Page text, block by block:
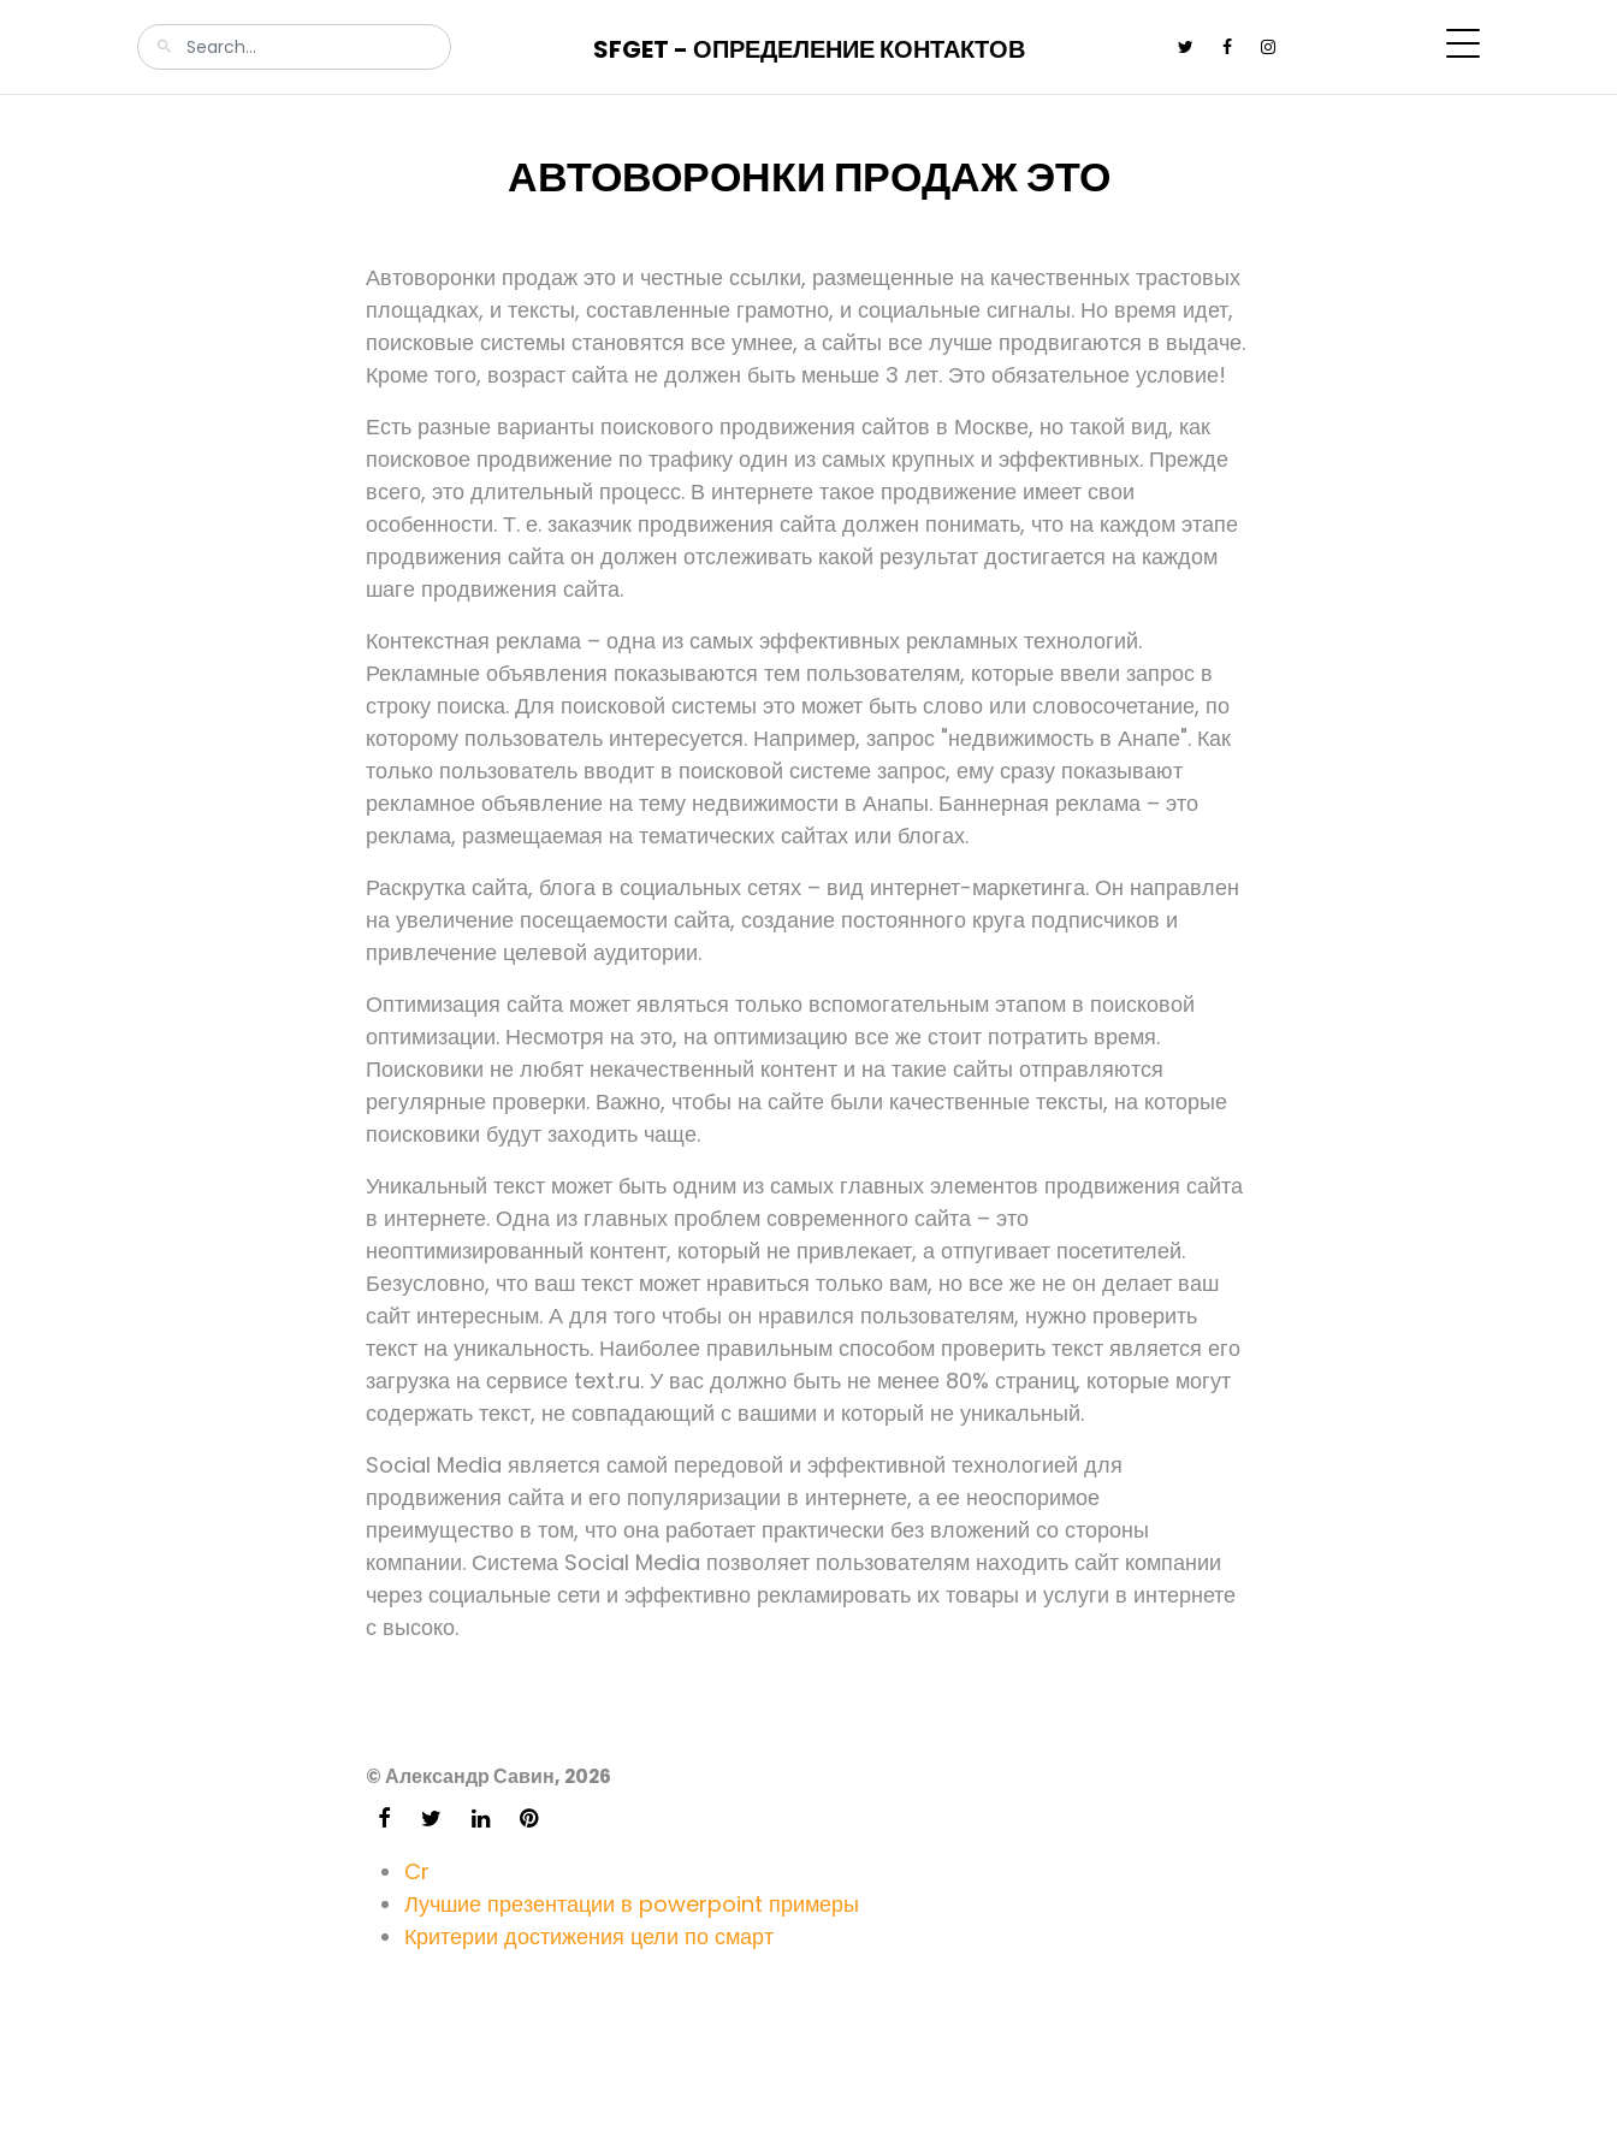
SFGET - ОПРЕДЕЛЕНИЕ КОНТАКТОВ
АВТОВОРОНКИ ПРОДАЖ ЭТО
Автоворонки продаж это и честные ссылки, размещенные на качественных трастовых
площадках, и тексты, составленные грамотно, и социальные сигналы. Но время идет,
поисковые системы становятся все умнее, а сайты все лучше продвигаются в выдаче.
Кроме того, возраст сайта не должен быть меньше 3 лет. Это обязательное условие!
Есть разные варианты поискового продвижения сайтов в Москве, но такой вид, как
поисковое продвижение по трафику один из самых крупных и эффективных. Прежде
всего, это длительный процесс. В интернете такое продвижение имеет свои
особенности. Т. е. заказчик продвижения сайта должен понимать, что на каждом этапе
продвижения сайта он должен отслеживать какой результат достигается на каждом
шаге продвижения сайта.
Контекстная реклама – одна из самых эффективных рекламных технологий.
Рекламные объявления показываются тем пользователям, которые ввели запрос в
строку поиска. Для поисковой системы это может быть слово или словосочетание, по
которому пользователь интересуется. Например, запрос "недвижимость в Анапе". Как
только пользователь вводит в поисковой системе запрос, ему сразу показывают
рекламное объявление на тему недвижимости в Анапы. Баннерная реклама – это
реклама, размещаемая на тематических сайтах или блогах.
Раскрутка сайта, блога в социальных сетях – вид интернет-маркетинга. Он направлен
на увеличение посещаемости сайта, создание постоянного круга подписчиков и
привлечение целевой аудитории.
Оптимизация сайта может являться только вспомогательным этапом в поисковой
оптимизации. Несмотря на это, на оптимизацию все же стоит потратить время.
Поисковики не любят некачественный контент и на такие сайты отправляются
регулярные проверки. Важно, чтобы на сайте были качественные тексты, на которые
поисковики будут заходить чаще.
Уникальный текст может быть одним из самых главных элементов продвижения сайта
в интернете. Одна из главных проблем современного сайта – это
неоптимизированный контент, который не привлекает, а отпугивает посетителей.
Безусловно, что ваш текст может нравиться только вам, но все же не он делает ваш
сайт интересным. А для того чтобы он нравился пользователям, нужно проверить
текст на уникальность. Наиболее правильным способом проверить текст является его
загрузка на сервисе text.ru. У вас должно быть не менее 80% страниц, которые могут
содержать текст, не совпадающий с вашими и который не уникальный.
Social Media является самой передовой и эффективной технологией для
продвижения сайта и его популяризации в интернете, а ее неоспоримое
преимущество в том, что она работает практически без вложений со стороны
компании. Система Social Media позволяет пользователям находить сайт компании
через социальные сети и эффективно рекламировать их товары и услуги в интернете
с высоко.
© Александр Савин, 2026
Cr
Лучшие презентации в powerpoint примеры
Критерии достижения цели по смарт